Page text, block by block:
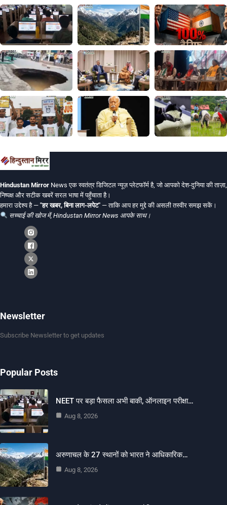
Hindustan Mirror News एक स्वतंत्र डिजिटल न्यूज़ प्लेटफॉर्म है, जो आपको देश-दुनिया की ताज़ा,
निष्पक्ष और सटीक खबरें सरल भाषा में पहुँचाता है।
हमारा उद्देश्य है — "हर खबर, बिना लाग-लपेट" — ताकि आप हर मुद्दे की असली तस्वीर समझ सकें।
सच्चाई की खोज में, Hindustan Mirror News आपके साथ।
Newsletter
Subscribe Newsletter to get updates
Popular Posts
NEET पर बड़ा फैसला अभी बाकी, ऑनलाइन परीक्षा…
Aug 8, 2026
अरुणाचल के 27 स्थानों को भारत ने आधिकारिक…
Aug 8, 2026